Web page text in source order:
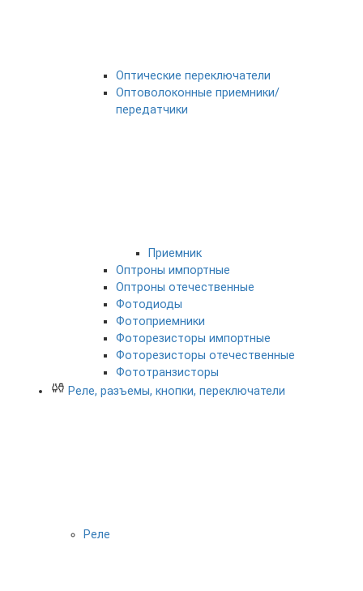
Оптические переключатели
Оптоволоконные приемники/
передатчики
Приемник
Оптроны импортные
Оптроны отечественные
Фотодиоды
Фотоприемники
Фоторезисторы импортные
Фоторезисторы отечественные
Фототранзисторы
Реле, разъемы, кнопки, переключатели
Реле